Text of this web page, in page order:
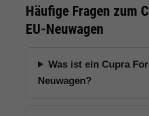
Häufige Fragen zum
EU-Neuwagen
Was ist ein Cupra
Neuwagen?